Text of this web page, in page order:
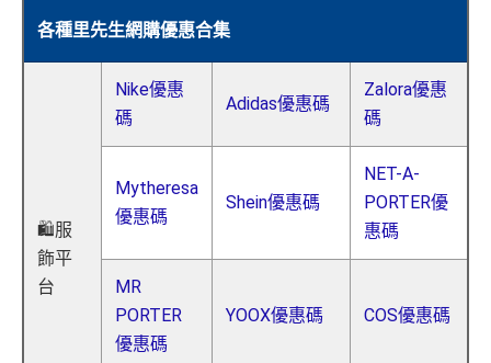
各種里先生網購優惠合集
🛍️服
飾平
台
Nike優惠
碼
Adidas優惠碼
Zalora優惠
碼
Mytheresa
優惠碼
Shein優惠碼
NET-A-
PORTER優
惠碼
MR
PORTER
優惠碼
YOOX優惠碼 COS優惠碼